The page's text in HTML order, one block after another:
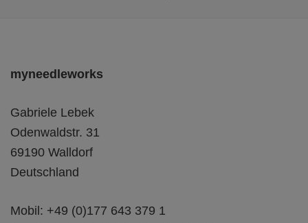
myneedleworks
Gabriele Lebek
Odenwaldstr. 31
69190 Walldorf
Deutschland
Mobil: +49 (0)177 643 379 1